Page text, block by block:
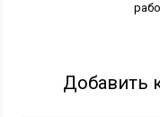
Добавить